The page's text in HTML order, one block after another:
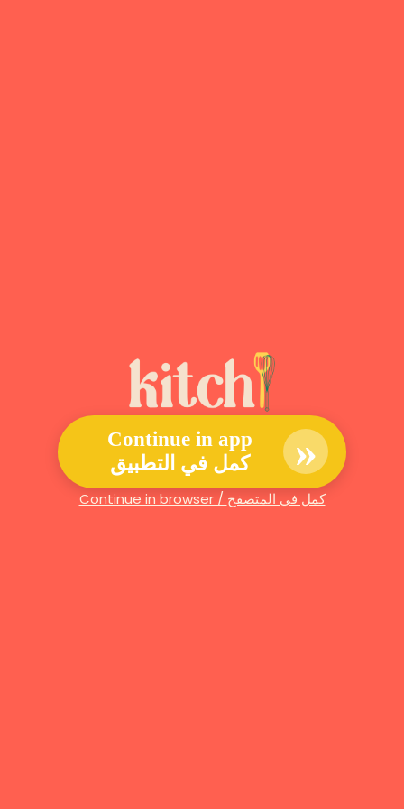
Continue in app
كمل في التطبيق
»
Continue in browser / كمل في المتصفح